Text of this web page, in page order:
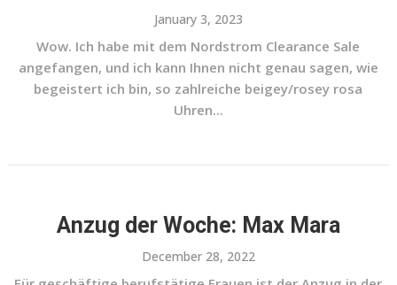
January 3, 2023
Wow. Ich habe mit dem Nordstrom Clearance Sale
angefangen, und ich kann Ihnen nicht genau sagen, wie
begeistert ich bin, so zahlreiche beigey/rosey rosa
Uhren...
Anzug der Woche: Max Mara
December 28, 2022